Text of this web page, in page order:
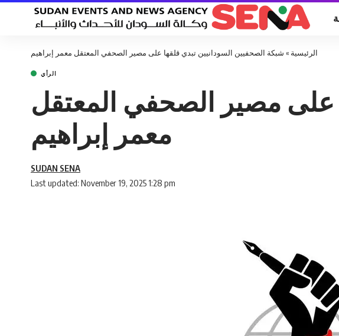
الرئيسية » شبكة الصحفيين السودانيين تبدي قلقها على مصير الصحفي المعتقل معمر إبراهيم
الرأي
على مصير الصحفي المعتقل
معمر إبراهيم
Last updated: November 19, 2025 1:28 pm
SUDAN SENA